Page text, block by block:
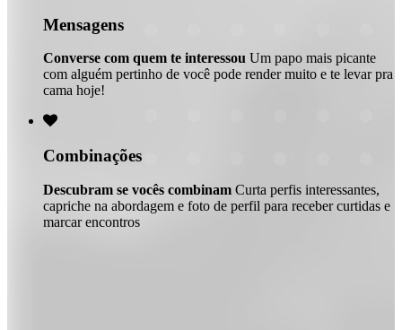
Mensagens
Converse com quem te interessou Um papo mais picante
com alguém pertinho de você pode render muito e te levar pra
cama hoje!

Combinações
Descubram se vocês combinam Curta perfis interessantes,
capriche na abordagem e foto de perfil para receber curtidas e
marcar encontros